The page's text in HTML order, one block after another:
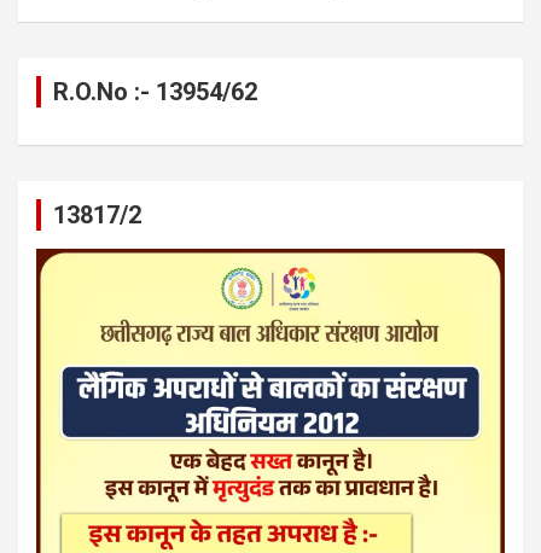
R.O.No :- 13954/62
13817/2